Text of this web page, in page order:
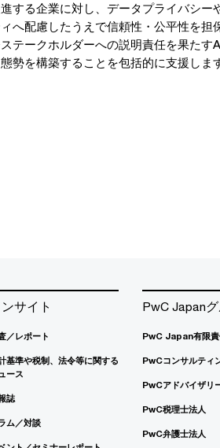
する企業に対し、データプライバシー
へ配慮したうえで信頼性・公平性を担
テークホルダーへの説明責任を果たす
勢を構築することを包括的に支援しま
サイト
／レポート
基準や税制、法令等に関する
ース
誌
ム／対談
PwC Japan
PwC Japan有限責
PwCコンサルティ
PwCアドバイザリ
PwC税理士法人
PwC弁護士法人